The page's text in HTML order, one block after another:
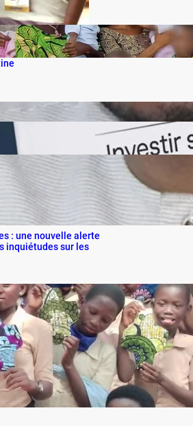
renaissent : VIA-ME
d’enfants nés avec
: Saturnin WEWE
pratique pour sécuriser
Bénin
: une nouvelle alerte
inquiétudes sur les
Us